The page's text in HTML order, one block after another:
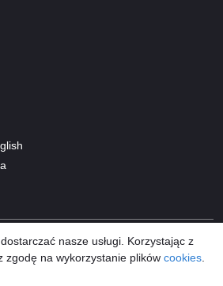
nasze usługi. Korzystając z
zgodę na wykorzystanie plików cookies